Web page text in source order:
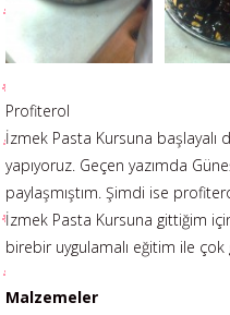
Profiterol
İzmek Pasta Kursuna başlayalı
yapıyoruz. Geçen yazımda
paylaşmıştım. Şimdi ise
İzmek Pasta Kursuna gittiğim
birebir uygulamalı eğitim ile
Malzemeler